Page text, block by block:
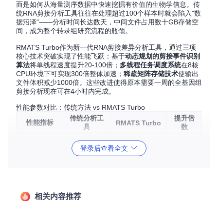
而是如何从海量测序数据中快速挖掘有价值的生物学信息。传
统RNA剪接分析工具往往在处理超过100个样本时就会陷入"数
据沼泽"——分析时间长达数天，中间文件占用数十GB存储空
间，成为整个转录组研究流程的瓶颈。
RMATS Turbo作为新一代RNA剪接差异分析工具，通过三项
核心技术突破实现了性能飞跃：基于动态规划的剪接事件识别
算法将单线程速度提升20-100倍； 多线程任务调度系统在8核
CPU环境下可实现300倍整体加速； 稀疏矩阵存储技术使输出
文件体积减少1000倍。这些改进使得原本需要一周的全基因组
剪接分析现在可在4小时内完成。
性能参数对比：传统方法 vs RMATS Turbo
性能指标
传统分析工
具
RMATS Turbo
提升倍
数
1样本/小时
20-100样本/小
时
积
100GB/项目
登录后查看全文
相关内容推荐